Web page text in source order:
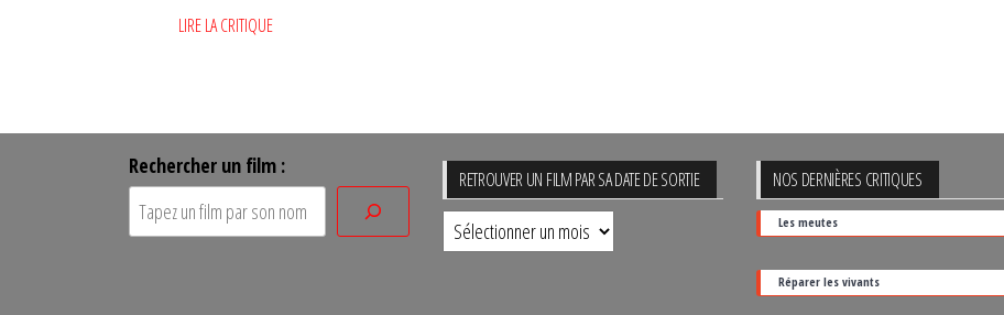
LIRE LA CRITIQUE
Rechercher un film :
RETROUVER UN FILM PAR SA DATE DE SORTIE
Retrouver
un
NOS DERNIÈRES CRITIQUES
Les meutes
Réparer les vivants